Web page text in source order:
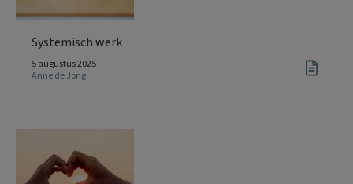
Systemisch werk
5 augustus 2025
Anne de Jong